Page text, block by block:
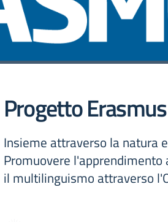
Progetto
Insieme attraverso la natura
Promuovere l'apprendimento
il multilinguismo attraverso